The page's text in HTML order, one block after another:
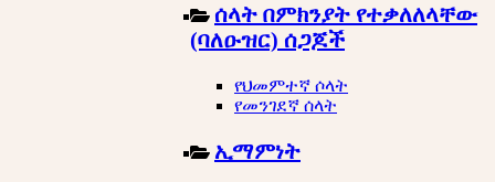
ሰላት በምክንያት የተቃለለላቸው
(ባለዑዝር) ሰጋጆች
የህመምተኛ ሶላት
የመንገደኛ ሰላት
ኢማምነት